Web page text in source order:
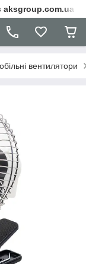
aksgroup.com.ua
вентилятори